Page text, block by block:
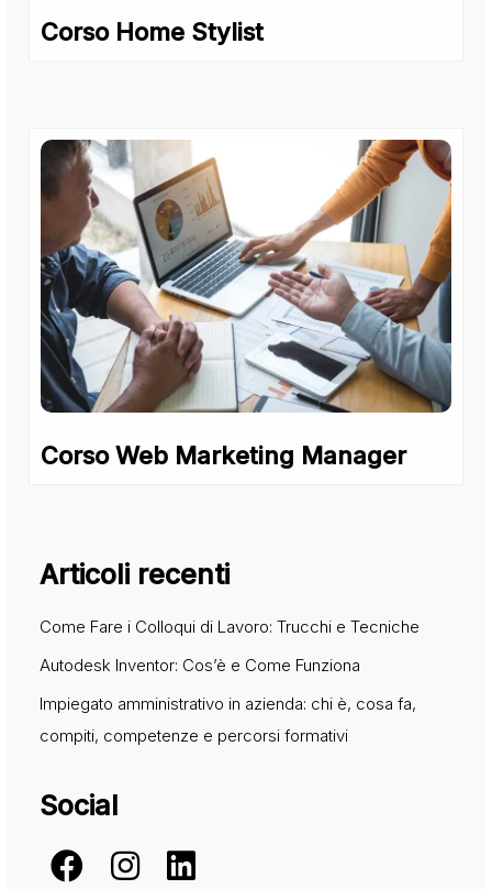
Corso Home Stylist
Corso Web Marketing Manager
Articoli recenti
Come Fare i Colloqui di Lavoro: Trucchi e Tecniche
Autodesk Inventor: Cos’è e Come Funziona
Impiegato amministrativo in azienda: chi è, cosa fa,
compiti, competenze e percorsi formativi
Social